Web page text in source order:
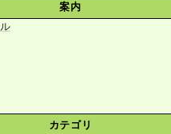
案内
カテゴリ